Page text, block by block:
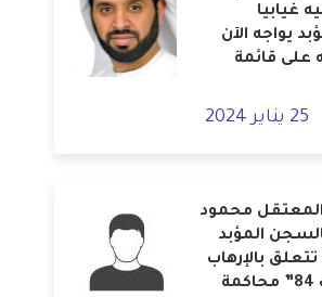
غيابيا
يواجه الآن
على قائمة
25 يناير 2024
محمود
المؤبد
بالإرهاب
في “الإمارات 84” محاكمة